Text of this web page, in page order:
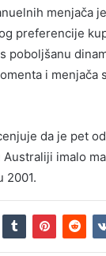
menjača
preferencije
poboljšanu
i menjača
da je pet
imalo
2001.